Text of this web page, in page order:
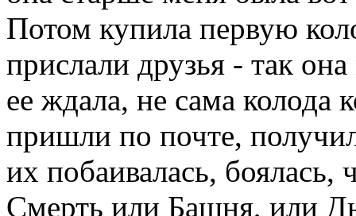
Потом купила первую
прислали друзья - так
ее ждала, не сама колода
пришли по почте,
их побаивалась, боялась,
Смерть или Башня, или